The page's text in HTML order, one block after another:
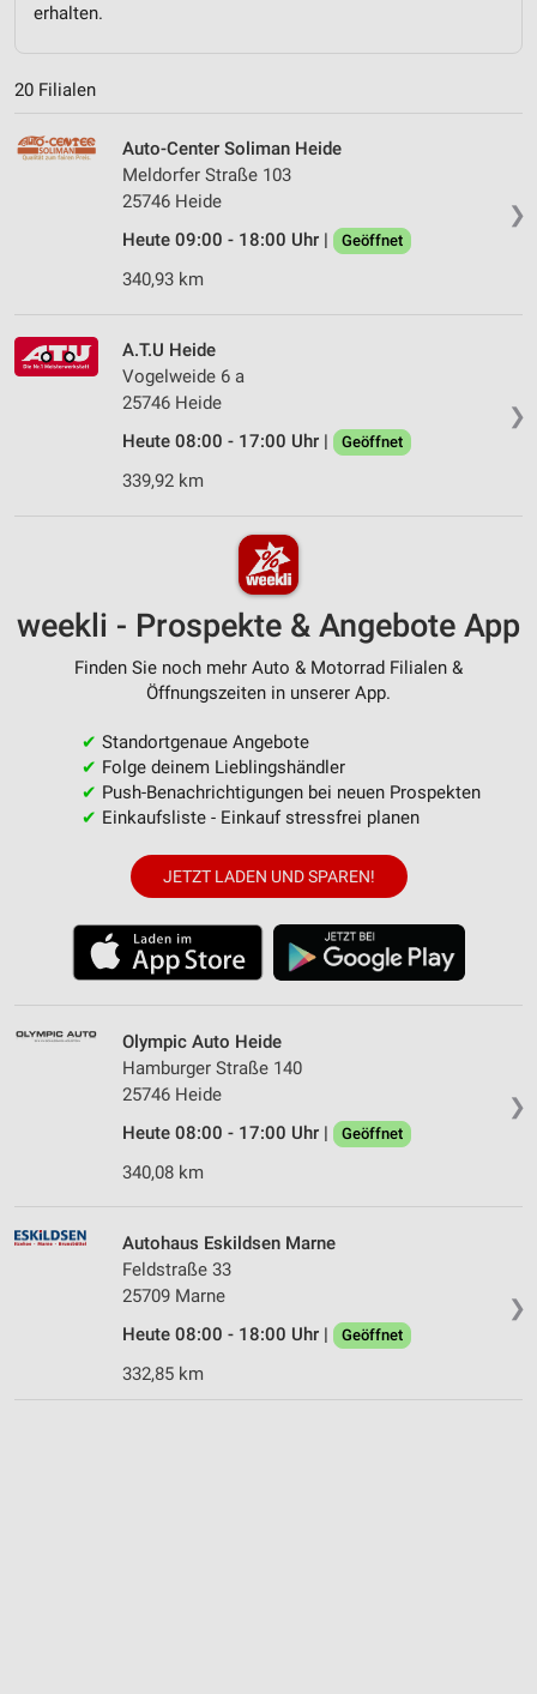
erhalten.
20 Filialen
❯
Auto-Center Soliman Heide
Meldorfer Straße 103
25746 Heide
Heute 09:00 - 18:00 Uhr |
Geöffnet
340,93 km
❯
A.T.U Heide
Vogelweide 6 a
25746 Heide
Heute 08:00 - 17:00 Uhr |
Geöffnet
339,92 km
weekli - Prospekte & Angebote App
Finden Sie noch mehr Auto & Motorrad Filialen &
Öffnungszeiten in unserer App.
✔ Standortgenaue Angebote
✔ Folge deinem Lieblingshändler
✔ Push-Benachrichtigungen bei neuen Prospekten
✔ Einkaufsliste - Einkauf stressfrei planen
JETZT LADEN UND SPAREN!
❯
Olympic Auto Heide
Hamburger Straße 140
25746 Heide
Heute 08:00 - 17:00 Uhr |
Geöffnet
340,08 km
❯
Autohaus Eskildsen Marne
Feldstraße 33
25709 Marne
Heute 08:00 - 18:00 Uhr |
Geöffnet
332,85 km